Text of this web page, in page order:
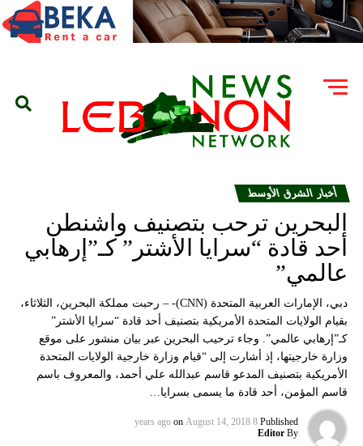
أخبار الشرق الأوسط
البحرين ترحب بتصنيف واشنطن
أحد قادة “سرايا الأشتر” كـ”إرهابي
عالمي”
دبي، الإمارات العربية المتحدة (CNN)- – رحبت مملكة البحرين، الثلاثاء،
بقيام الولايات المتحدة الأمريكية بتصنيف أحد قادة “سرايا الأشتر”
كـ”إرهابي عالمي”. وجاء ترحيب البحرين عبر بيان منشور على موقع
وزارة خارجيتها، إذ أشارت إلى “قيام وزارة خارجية الولايات المتحدة
الأمريكية بتصنيف المدعو قاسم عبدالله علي أحمد، والمعروف باسم
قاسم المؤمن، أحد قادة ما يسمى بسرايا…
Published
8 years ago
on August 14, 2018
By
Editor